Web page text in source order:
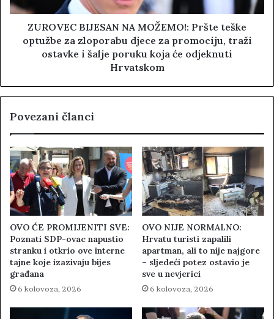
ZUROVEC BIJESAN NA MOŽEMO!: Pršte teške
optužbe za zloporabu djece za promociju, traži
ostavke i šalje poruku koja će odjeknuti
Hrvatskom
Povezani članci
OVO ĆE PROMIJENITI SVE:
Poznati SDP-ovac napustio
stranku i otkrio ove interne
tajne koje izazivaju bijes
građana
6 kolovoza, 2026
OVO NIJE NORMALNO:
Hrvatu turisti zapalili
apartman, ali to nije najgore
– sljedeći potez ostavio je
sve u nevjerici
6 kolovoza, 2026